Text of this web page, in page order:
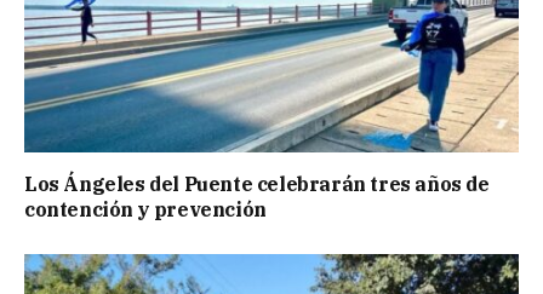
Los Ángeles del Puente celebrarán tres años de
contención y prevención